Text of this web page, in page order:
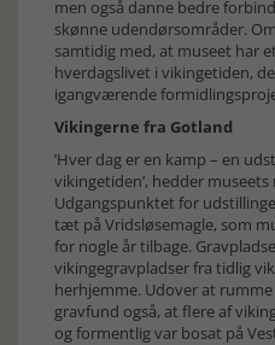
men også danne bedre
skønne udendørsområder.
samtidig med, at museet har
hverdagslivet i vikingetiden,
igangværende
Vikingerne fra Gotland
’Hver dag er en kamp – en
vikingetiden’, hedder
Udgangspunktet for
tæt på Vridsløsemagle, som
for nogle år tilbage.
vikingegravpladser fra tidlig
herhjemme. Udover at
gravfund også, at flere af
og formentlig var bosat på